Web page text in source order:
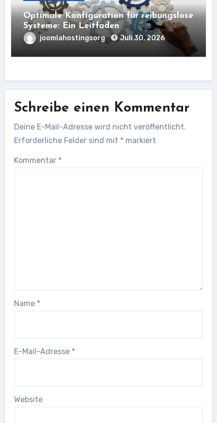
Optimale Konfiguration für reibungslose
Systeme: Ein Leitfaden
joomlahostingsorg Juli 30, 2026
Schreibe einen Kommentar
Deine E-Mail-Adresse wird nicht veröffentlicht.
Erforderliche Felder sind mit * markiert
Kommentar *
Name *
E-Mail-Adresse *
Website